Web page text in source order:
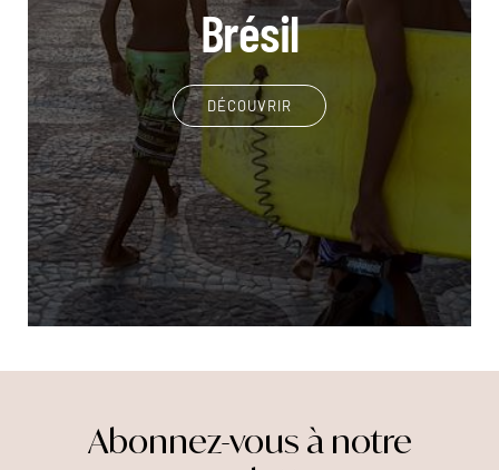
Brésil
DÉCOUVRIR
Abonnez-vous à notre